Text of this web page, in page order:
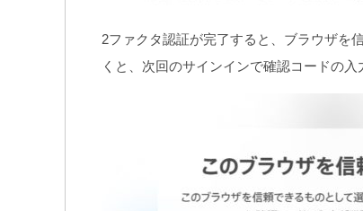
2ファクタ認証が完了すると、ブラウザを
くと、次回のサインインで確認コードの入